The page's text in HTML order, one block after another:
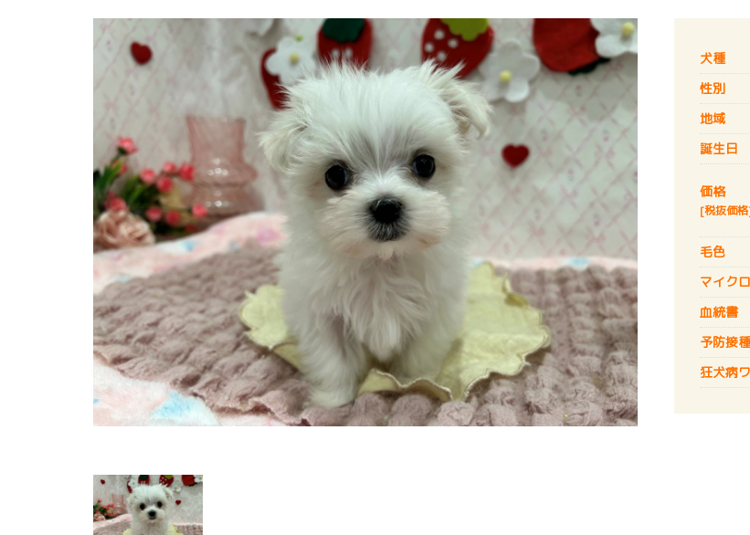
犬種
性別
地域
誕生日
価格
[税抜価
毛色
マイク
血統書
予防接種
狂犬病